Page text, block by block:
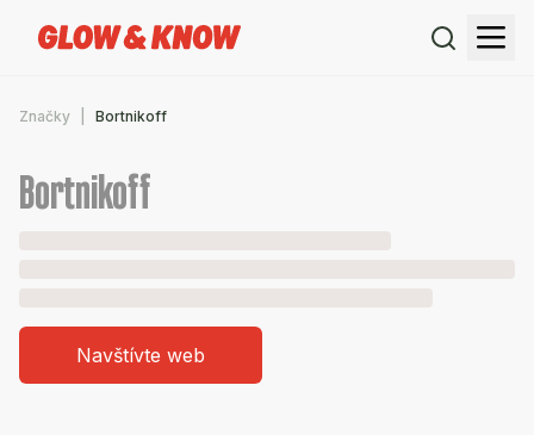
Značky Bortnikoff
Bortnikoff
Navštívte web